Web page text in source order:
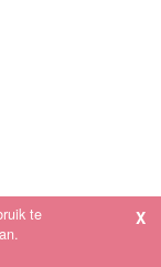
te